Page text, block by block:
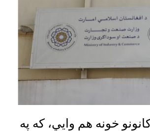
خونه هم وایي، که په